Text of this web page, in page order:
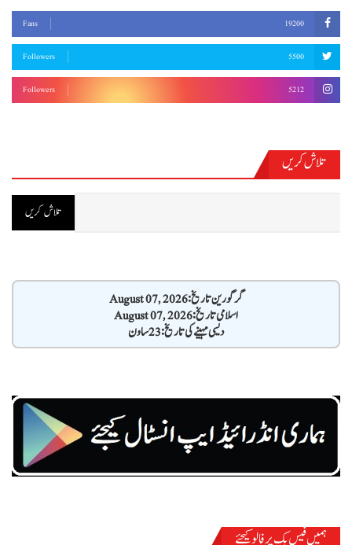
19200
Fans
5500
Followers
5212
Followers
تلاش کریں
گرگورین تاریخ: August 07, 2026
اسلامی تاریخ: August 07, 2026
دیسی مہینے کی تاریخ: 23 ساون
ہمیں فیس بک پر فالو کیجئے